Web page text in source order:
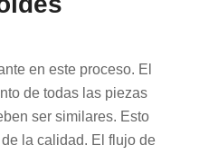
en este proceso. El
de todas las piezas
ser similares. Esto
la calidad. El flujo de